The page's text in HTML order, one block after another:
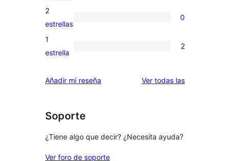
valoraciones
de
0
valoraciones
de
estrellas
2
estrellas
0
2
de
1
estrella
2
Añadir mi reseña Ver todas lasvaloraciones
Soporte
¿Tiene algo que decir? ¿Necesita ayuda?
Ver foro de soporte